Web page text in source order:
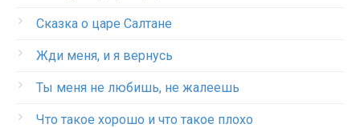
Сказка о царе Салтане
Жди меня, и я вернусь
Ты меня не любишь, не жалеешь
Что такое хорошо и что такое плохо